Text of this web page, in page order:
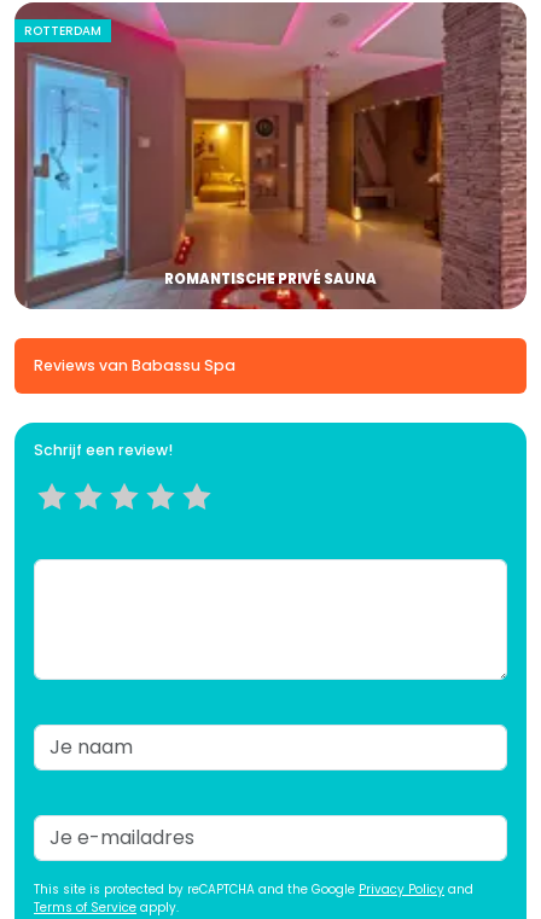
ROTTERDAM
ROMANTISCHE PRIVÉ SAUNA
Reviews van Babassu Spa
Schrijf een review!
This site is protected by reCAPTCHA and the Google Privacy Policy and
Terms of Service apply.